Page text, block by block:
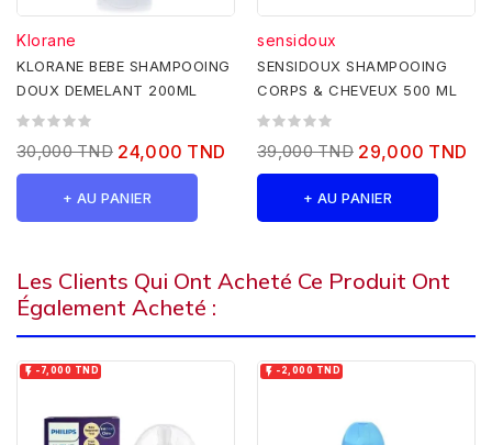
Klorane
KLORANE BEBE SHAMPOOING
DOUX DEMELANT 200ML
30,000 TND 24,000 TND
+ AU PANIER
sensidoux
SENSIDOUX SHAMPOOING
CORPS & CHEVEUX 500 ML
39,000 TND 29,000 TND
+ AU PANIER
Les Clients Qui Ont Acheté Ce Produit Ont
Également Acheté :
 -7,000 TND  -2,000 TND